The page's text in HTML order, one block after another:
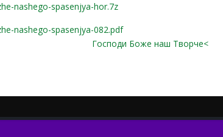
nashego-spasenjya-hor.7z
nashego-spasenjya-082.pdf
Господи Боже наш Творче<